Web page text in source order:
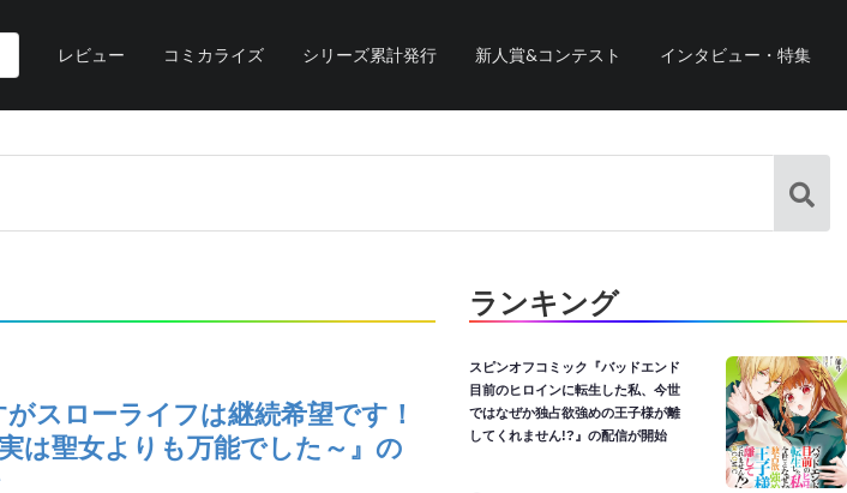
レビュー コミカライズ シリーズ累計発行 新人賞&コンテスト インタビュー・特集
がスローライフは継続希望です！
は聖女よりも万能でした～』の
ランキング
スピンオフコミック『バッドエンド
目前のヒロインに転生した私、今世
ではなぜか独占欲強めの王子様が離
してくれません!?』の配信が開始